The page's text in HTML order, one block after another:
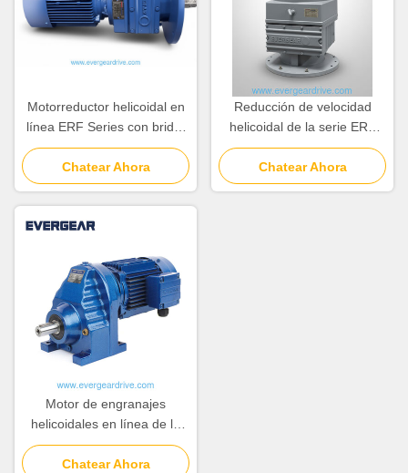
Motorreductor helicoidal en
línea ERF Series con brida,
rango de potencia de
0.12KW-200KW y relación
de 3.4–285.61
Chatear Ahora
Reducción de velocidad
helicoidal de la serie ERF
económica con un rango de
potencia de 0,12 kW-200 kW
y una relación de 3,4 ∼
Chatear Ahora
Motor de engranajes
helicoidales en línea de la
serie ERX
Chatear Ahora